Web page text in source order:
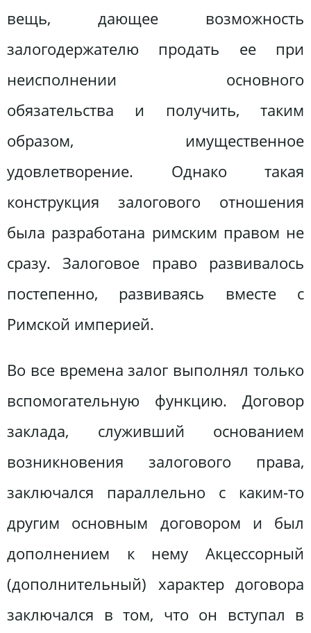
вещь, дающее возможность
залогодержателю продать ее при
неисполнении основного
обязательства и получить, таким
образом, имущественное
удовлетворение. Однако такая
конструкция залогового отношения
была разработана римским правом не
сразу. Залоговое право развивалось
постепенно, развиваясь вместе с
Римской империей.
Во все времена залог выполнял только
вспомогательную функцию. Договор
заклада, служивший основанием
возникновения залогового права,
заключался параллельно с каким-то
другим основным договором и был
дополнением к нему Акцессорный
(дополнительный) характер договора
заключался в том, что он вступал в